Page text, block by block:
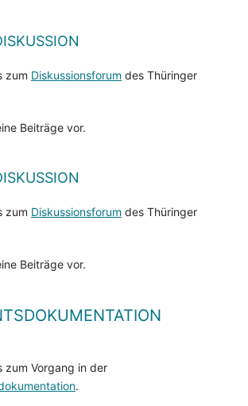
zum Diskussionsforum des Thüringer
Beiträge vor.
zum Diskussionsforum des Thüringer
Beiträge vor.
zum Vorgang in der
.